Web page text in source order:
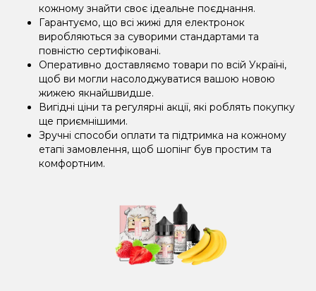
кожному знайти своє ідеальне поєднання.
Гарантуємо, що всі жижі для електронок
виробляються за суворими стандартами та
повністю сертифіковані.
Оперативно доставляємо товари по всій Україні,
щоб ви могли насолоджуватися вашою новою
жижею якнайшвидше.
Вигідні ціни та регулярні акції, які роблять покупку
ще приємнішими.
Зручні способи оплати та підтримка на кожному
етапі замовлення, щоб шопінг був простим та
комфортним.